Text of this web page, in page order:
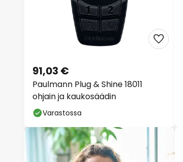
Paulmann Plug & Shine 18011
ohjain ja kaukosäädin
91,03 €
Varastossa